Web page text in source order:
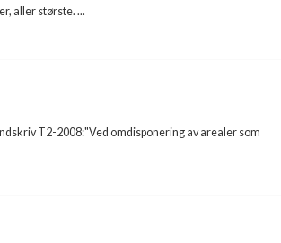
aller største. ...
T2-2008:"Ved omdisponering av arealer som